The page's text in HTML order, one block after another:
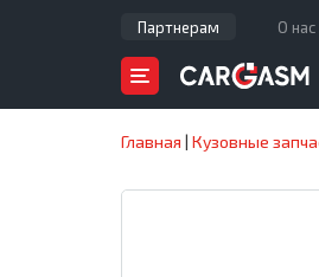
Партнерам О нас
Главная | Кузовные